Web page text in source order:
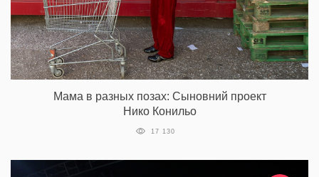
Мама в разных позах: Сыновний проект
Нико Конильо
17 130